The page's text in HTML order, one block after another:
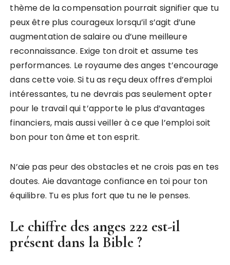
thème de la compensation pourrait signifier que tu
peux être plus courageux lorsqu’il s’agit d’une
augmentation de salaire ou d’une meilleure
reconnaissance. Exige ton droit et assume tes
performances. Le royaume des anges t’encourage
dans cette voie. Si tu as reçu deux offres d’emploi
intéressantes, tu ne devrais pas seulement opter
pour le travail qui t’apporte le plus d’avantages
financiers, mais aussi veiller à ce que l’emploi soit
bon pour ton âme et ton esprit.
N’aie pas peur des obstacles et ne crois pas en tes
doutes. Aie davantage confiance en toi pour ton
équilibre. Tu es plus fort que tu ne le penses.
Le chiffre des anges 222 est-il
présent dans la Bible ?